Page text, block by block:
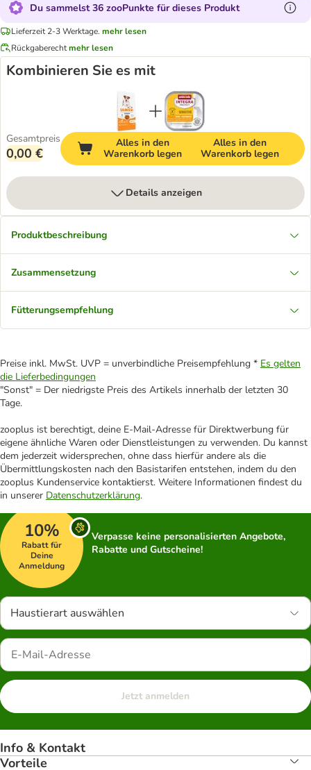
Du sammelst 36 zooPunkte für dieses Produkt
Lieferzeit 2-3 Werktage. mehr lesen
Rückgaberechtmehr lesen
Kombinieren Sie es mit
Gesamtpreis
0,00 €
Alles in den
Warenkorb legen
Alles in den
Warenkorb legen
Details anzeigen
Produktbeschreibung
Zusammensetzung
Fütterungsempfehlung
Preise inkl. MwSt. UVP = unverbindliche Preisempfehlung * Es gelten
die Lieferbedingungen
"Sonst" = Der niedrigste Preis des Artikels innerhalb der letzten 30
Tage.
zooplus ist berechtigt, deine E-Mail-Adresse für Direktwerbung für
eigene ähnliche Waren oder Dienstleistungen zu verwenden. Du kannst
dem jederzeit widersprechen, ohne dass hierfür andere als die
Übermittlungskosten nach den Basistarifen entstehen, indem du den
zooplus Kundenservice kontaktierst. Weitere Informationen findest du
in unserer Datenschutzerklärung.
10%
Rabatt für
Deine
Anmeldung
Verpasse keine personalisierten Angebote,
Rabatte und Gutscheine!
Haustierart auswählen
Jetzt anmelden
Info & Kontakt
Vorteile